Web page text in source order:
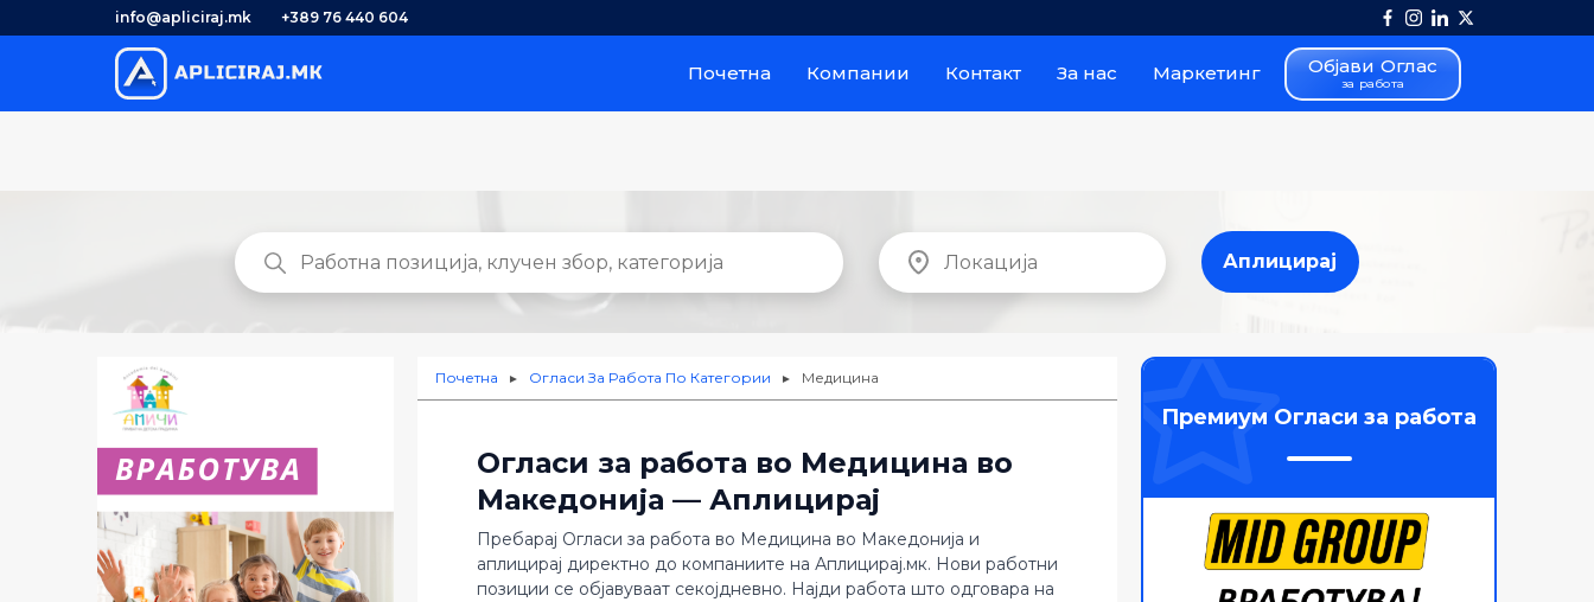
info@apliciraj.mk +389 76 440 604
Почетна Компании Контакт За нас Маркетинг Објави Оглас
за работа
Аплицирај
Аплицирај
Почетна ► Огласи За Работа По Категории ► Медицина
Огласи за работа во Медицина во
Македонија — Аплицирај
Пребарај Огласи за работа во Медицина во Македонија и
аплицирај директно до компаниите на Аплицирај.мк. Нови работни
позиции се објавуваат секојдневно. Најди работа што одговара на
Премиум Огласи за работа